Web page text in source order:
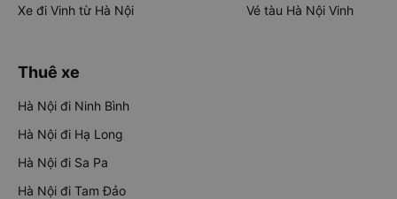
Xe đi Vinh từ Hà Nội
Vé tàu Hà Nội Vinh
Thuê xe
Hà Nội đi Ninh Bình
Hà Nội đi Hạ Long
Hà Nội đi Sa Pa
Hà Nội đi Tam Đảo